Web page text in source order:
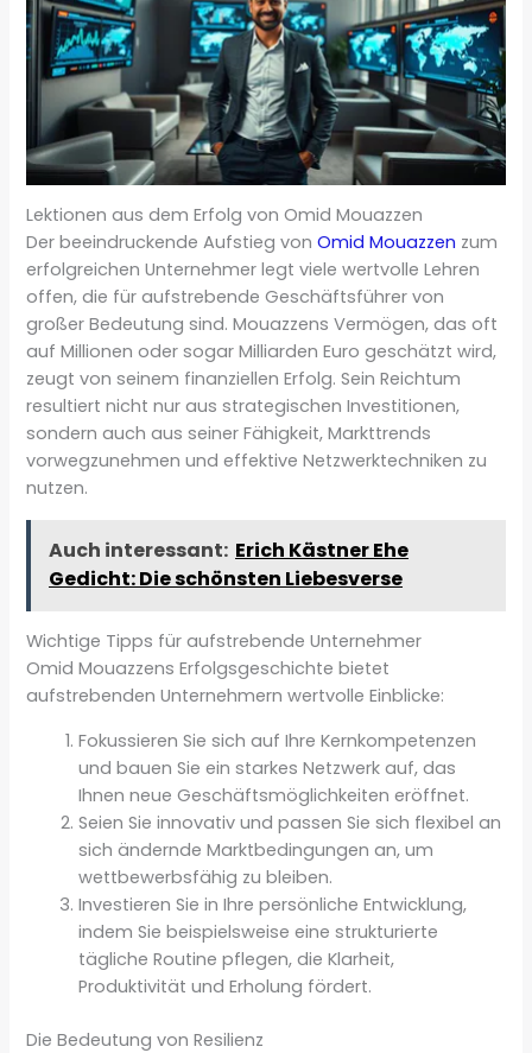
Lektionen aus dem Erfolg von Omid Mouazzen
Der beeindruckende Aufstieg vonOmid Mouazzen zum
erfolgreichen Unternehmer legt viele wertvolle Lehren
offen, die für aufstrebende Geschäftsführer von
großer Bedeutung sind. Mouazzens Vermögen, das oft
auf Millionen oder sogar Milliarden Euro geschätzt wird,
zeugt von seinem finanziellen Erfolg. Sein Reichtum
resultiert nicht nur aus strategischen Investitionen,
sondern auch aus seiner Fähigkeit, Markttrends
vorwegzunehmen und effektive Netzwerktechniken zu
nutzen.
Auch interessant: Erich Kästner Ehe
Gedicht: Die schönsten Liebesverse
Wichtige Tipps für aufstrebende Unternehmer
Omid Mouazzens Erfolgsgeschichte bietet
aufstrebenden Unternehmern wertvolle Einblicke:
Fokussieren Sie sich auf Ihre Kernkompetenzen
und bauen Sie ein starkes Netzwerk auf, das
Ihnen neue Geschäftsmöglichkeiten eröffnet.
Seien Sie innovativ und passen Sie sich flexibel an
sich ändernde Marktbedingungen an, um
wettbewerbsfähig zu bleiben.
Investieren Sie in Ihre persönliche Entwicklung,
indem Sie beispielsweise eine strukturierte
tägliche Routine pflegen, die Klarheit,
Produktivität und Erholung fördert.
Die Bedeutung von Resilienz